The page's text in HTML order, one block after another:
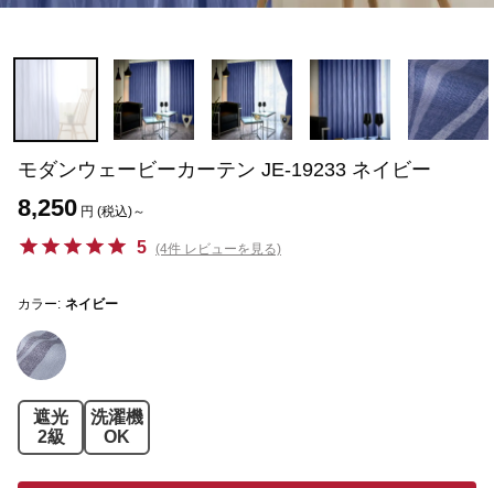
モダンウェービーカーテン JE-19233 ネイビー
8,250 円 (税込)～
5 (4件 レビューを見る)
カラー: ネイビー
遮光
2級
洗濯機
OK